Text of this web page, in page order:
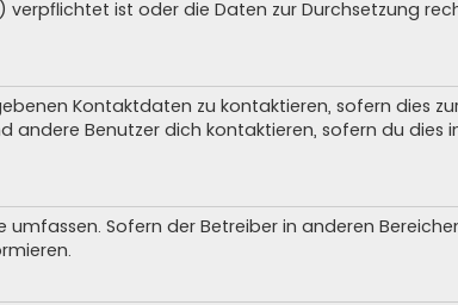
ist oder die Daten zur Durchsetzung
Kontaktdaten zu kontaktieren, sofern dies
Benutzer dich kontaktieren, sofern du dies
Sofern der Betreiber in anderen